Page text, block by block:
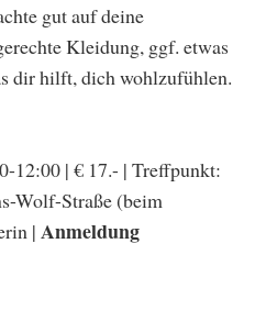
gut auf deine
Kleidung, ggf. etwas
dir hilft, dich wohlzufühlen.
12:00 | € 17.- | Treffpunkt:
Wolf-Straße (beim
| Anmeldung